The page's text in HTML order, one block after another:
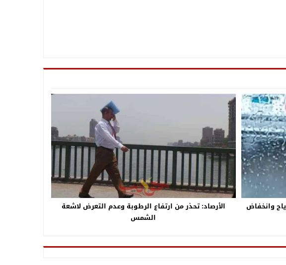
ورياح وانخفاض
الأرصاد: تحذر من ارتفاع الرطوبة وعدم التعرض لاشعة
الشمس